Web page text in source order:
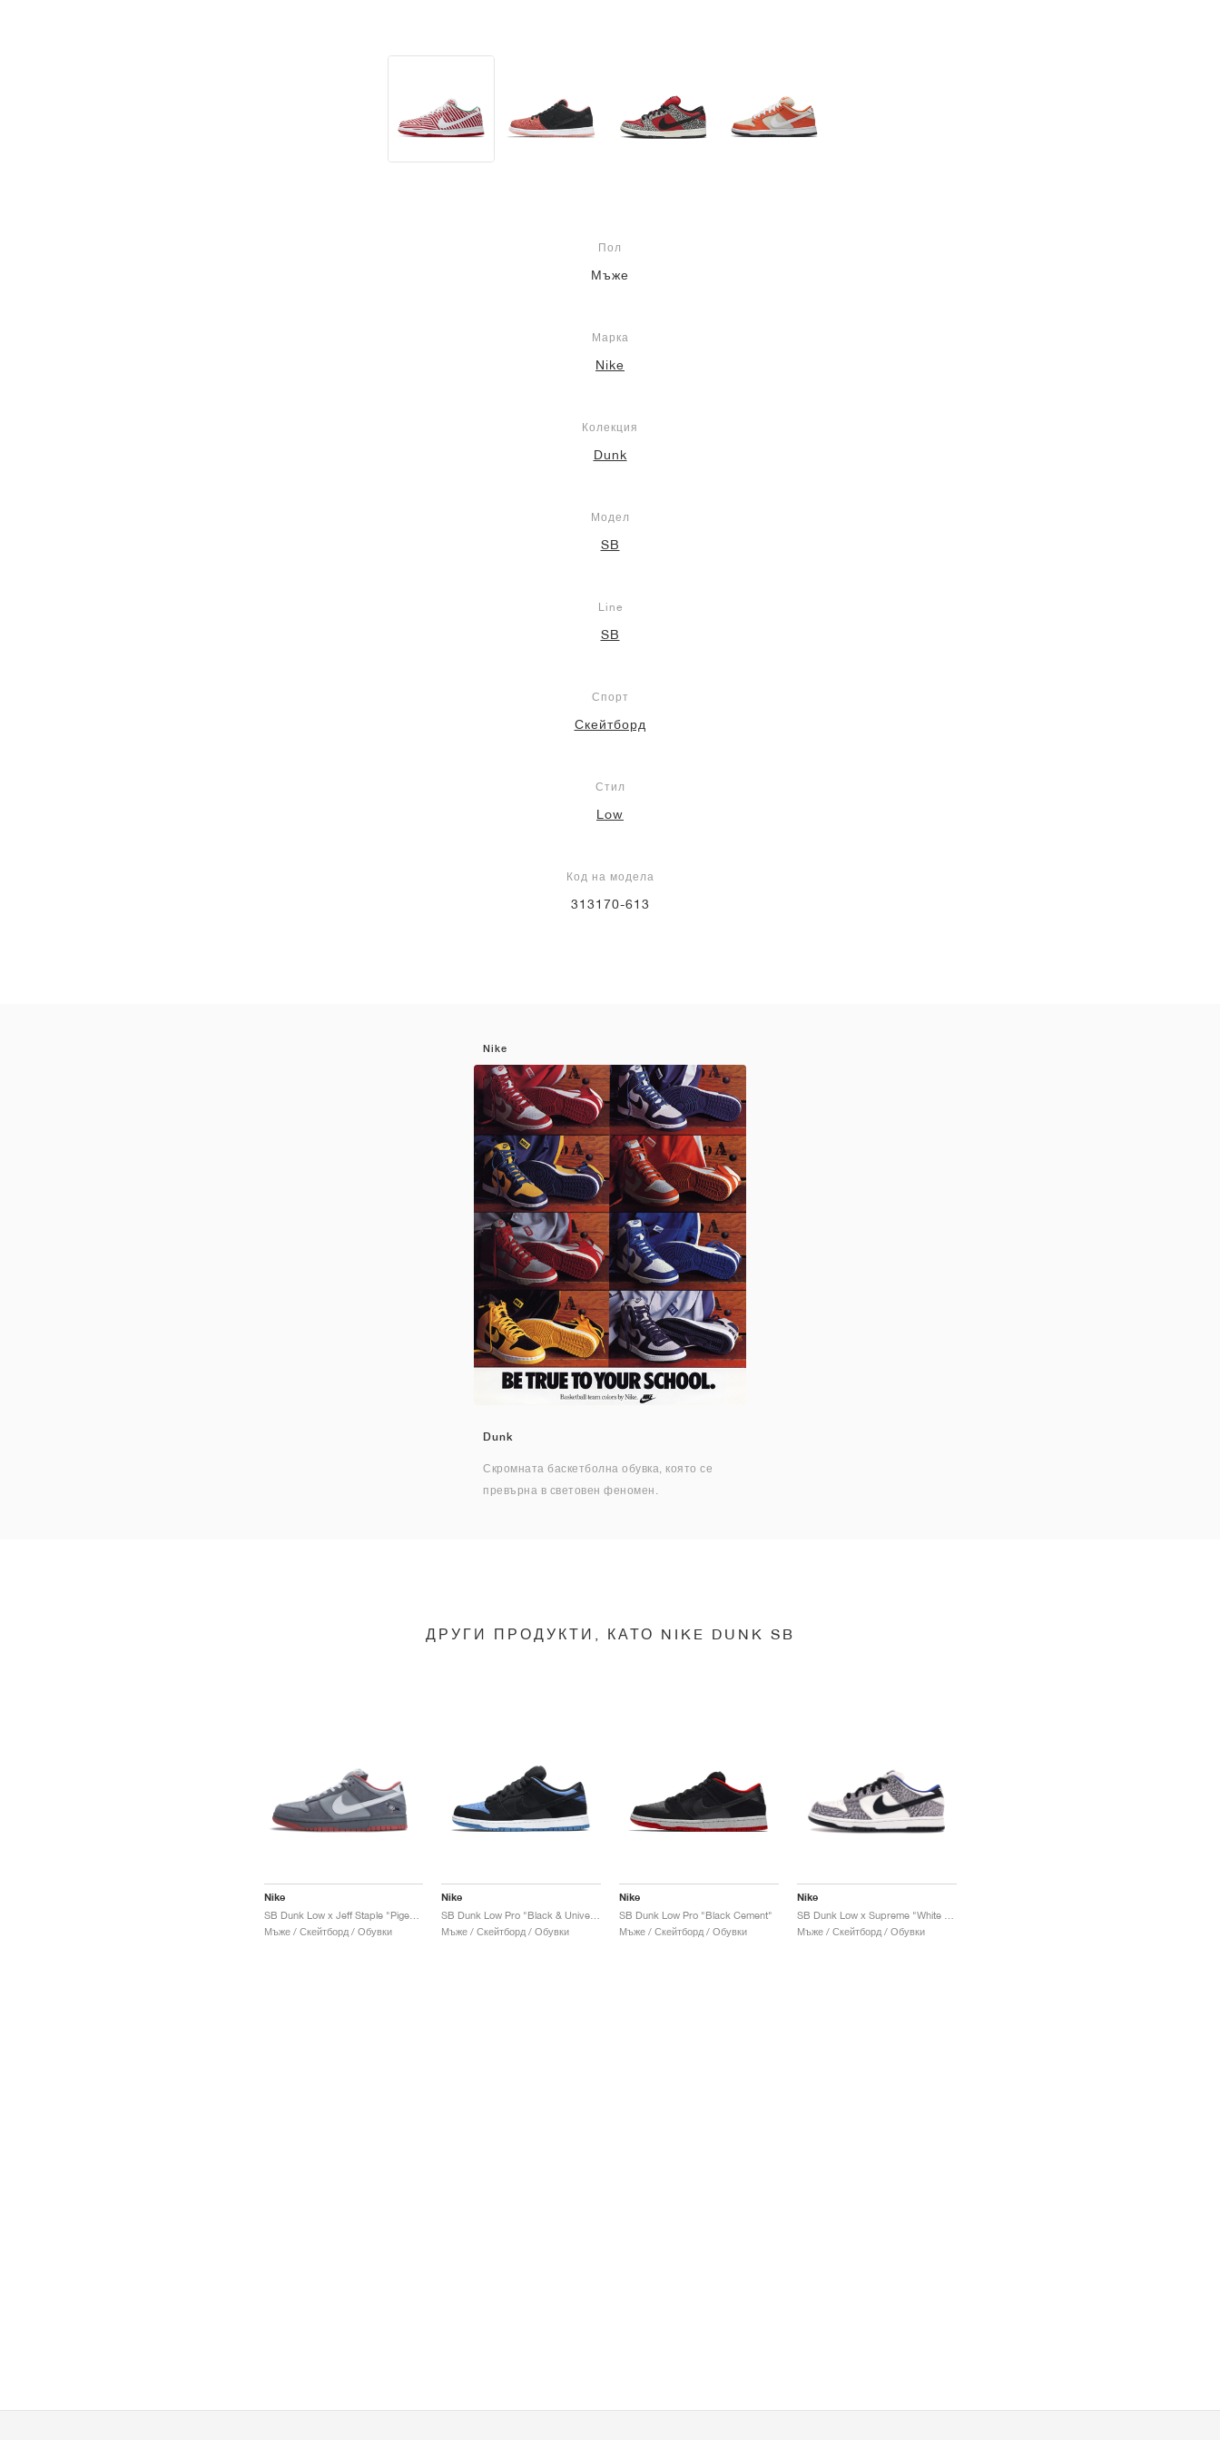
Пол
Мъже
Марка
Nike
Колекция
Dunk
Модел
SB
Line
SB
Спорт
Скейтборд
Стил
Low
Код на модела
313170-613
Nike
Dunk
Скромната баскетболна обувка, която се
превърна в световен феномен.
ДРУГИ ПРОДУКТИ, КАТО NIKE DUNK SB
Nike
SB Dunk Low x Jeff Staple "Pigeon"
Мъже / Скейтборд / Обувки
Nike
Мъже / Скейтборд / Обувки
Nike
SB Dunk Low Pro "Black Cement"
Мъже / Скейтборд / Обувки
Nike
Мъже / Скейтборд / Обувки